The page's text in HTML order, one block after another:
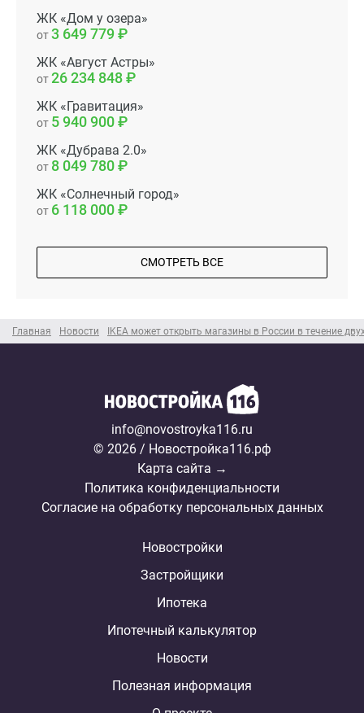
Главная Новости IKEA может открыть магазины в России в течение
ЖК «Дом у озера»
от3 649 779
ЖК «Август Астры»
от26 234 848
ЖК «Гравитация»
от 5 940 900
ЖК «Дубрава 2.0»
от 8 049 780
ЖК «Солнечный город»
от 6 118 000
СМОТРЕТЬ ВСЕ
info@novostroyka116.ru
© 2026 / Новостройка116.рф
Карта сайта →
Политика конфиденциальности
Согласие на обработку персональных данных
Новостройки
Застройщики
Ипотека
Ипотечный калькулятор
Новости
Полезная информация